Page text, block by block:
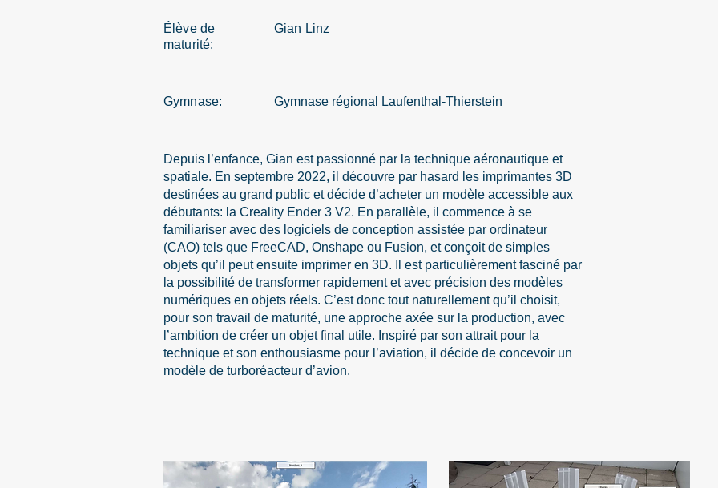
Élève de
maturité:
Gian Linz
Gymnase: Gymnase régional Laufenthal-Thierstein
Depuis l’enfance, Gian est passionné par la technique aéronautique et
spatiale. En septembre 2022, il découvre par hasard les imprimantes 3D
destinées au grand public et décide d’acheter un modèle accessible aux
débutants: la Creality Ender 3 V2. En parallèle, il commence à se
familiariser avec des logiciels de conception assistée par ordinateur
(CAO) tels que FreeCAD, Onshape ou Fusion, et conçoit de simples
objets qu’il peut ensuite imprimer en 3D. Il est particulièrement fasciné par
la possibilité de transformer rapidement et avec précision des modèles
numériques en objets réels. C’est donc tout naturellement qu’il choisit,
pour son travail de maturité, une approche axée sur la production, avec
l’ambition de créer un objet final utile. Inspiré par son attrait pour la
technique et son enthousiasme pour l’aviation, il décide de concevoir un
modèle de turboréacteur d’avion.